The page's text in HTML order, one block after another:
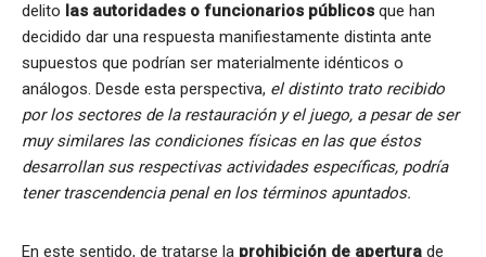
delito las autoridades o funcionarios públicos que han
decidido dar una respuesta manifiestamente distinta ante
supuestos que podrían ser materialmente idénticos o
análogos. Desde esta perspectiva, el distinto trato recibido
por los sectores de la restauración y el juego, a pesar de ser
muy similares las condiciones físicas en las que éstos
desarrollan sus respectivas actividades específicas, podría
tener trascendencia penal en los términos apuntados.
En este sentido, de tratarse la prohibición de apertura de